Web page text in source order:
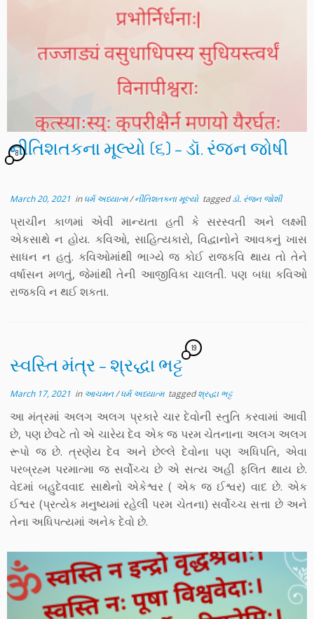
નીતિશતકના મૂલ્યો (૬) – ડૉ. રંજન જોષી
8
March 20, 2021 inધર્મ અધ્યાત્મ/નીતિશતકના મૂલ્યો taggedડૉ. રંજન જોશી
પ્રાચીન કાળમાં એવી માન્યતા હતી કે સરસ્વતી અને લક્ષ્મી
એકસાથે ન હોય. કવિઓ, સાહિત્યકારો, વિદ્વાનોને આવકનું ખાસ
સાધન ન હતું. કવિઓમાંથી ભાગ્યે જ કોઈ રાજકવિ થાય તો તેને
વર્ષાસન મળતું, જેમાંથી તેની આજીવિકા ચાલતી. પણ બધા કવિઓ
રાજકવિ ન થઈ શકતા.
સ્વસ્તિ મંત્ર – શ્રદ્ધા ભટ્ટ
19
March 17, 2021 in આચમન/ધર્મ અધ્યાત્મ taggedશ્રદ્ધા ભટ્ટ
આ મંત્રમાં અલગ અલગ પ્રકારે ચાર દેવોની સ્તુતિ કરવામાં આવી
છે, પણ છેવટે તો એ ચારેય દેવ એક જ પરમ ચેતનાના અલગ અલગ
રૂપો જ છે. ત્રણેય દેવ અને છેલ્લે દેવોના પણ અધિપતિ, એવા
પરબ્રહ્મ પરમાત્મા જ સર્વોચ્ચ છે એ સત્ય અહી ફલિત થાય છે.
વેદમાં બહુદેવવાદ સાથેનો એકેશ્વર ( એક જ ઈશ્વર) વાદ છે. એક
ઈશ્વર (પ્રત્યેક મનુષ્યમાં રહેલી પરમ ચેતના) સર્વોચ્ચ સત્તા છે અને
તેના અધિપત્યમાં અનેક દેવો છે.